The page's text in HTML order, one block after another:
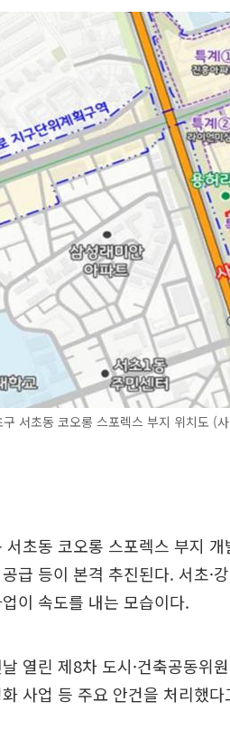
서초동 코오롱 스포렉스 부지 위치도 (
서초동 코오롱 스포렉스 부지
급 등이 본격 추진된다. 서초·
이 속도를 내는 모습이다.
열린 제8차 도시·건축공동위
사업 등 주요 안건을 처리했